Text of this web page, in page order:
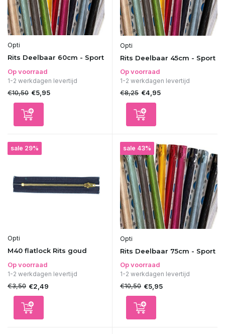
Opti
Rits Deelbaar 60cm - Sport
Op voorraad
1-2 werkdagen levertijd
€10,50 €5,95
Opti
Rits Deelbaar 45cm - Sport
Op voorraad
1-2 werkdagen levertijd
€8,25 €4,95
sale 29%
Opti
M40 flatlock Rits goud
Op voorraad
1-2 werkdagen levertijd
€3,50 €2,49
sale 43%
Opti
Rits Deelbaar 75cm - Sport
Op voorraad
1-2 werkdagen levertijd
€10,50 €5,95